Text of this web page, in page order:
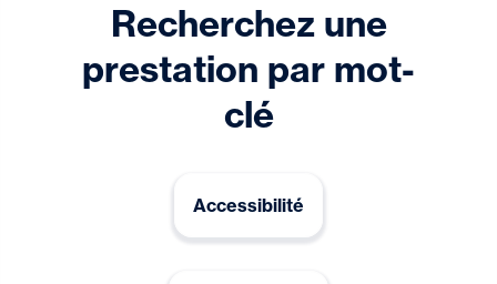
Recherchez une
prestation par mot-
clé
Accessibilité